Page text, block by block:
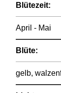
Blütezeit:
April - Mai
Blüte:
gelb,